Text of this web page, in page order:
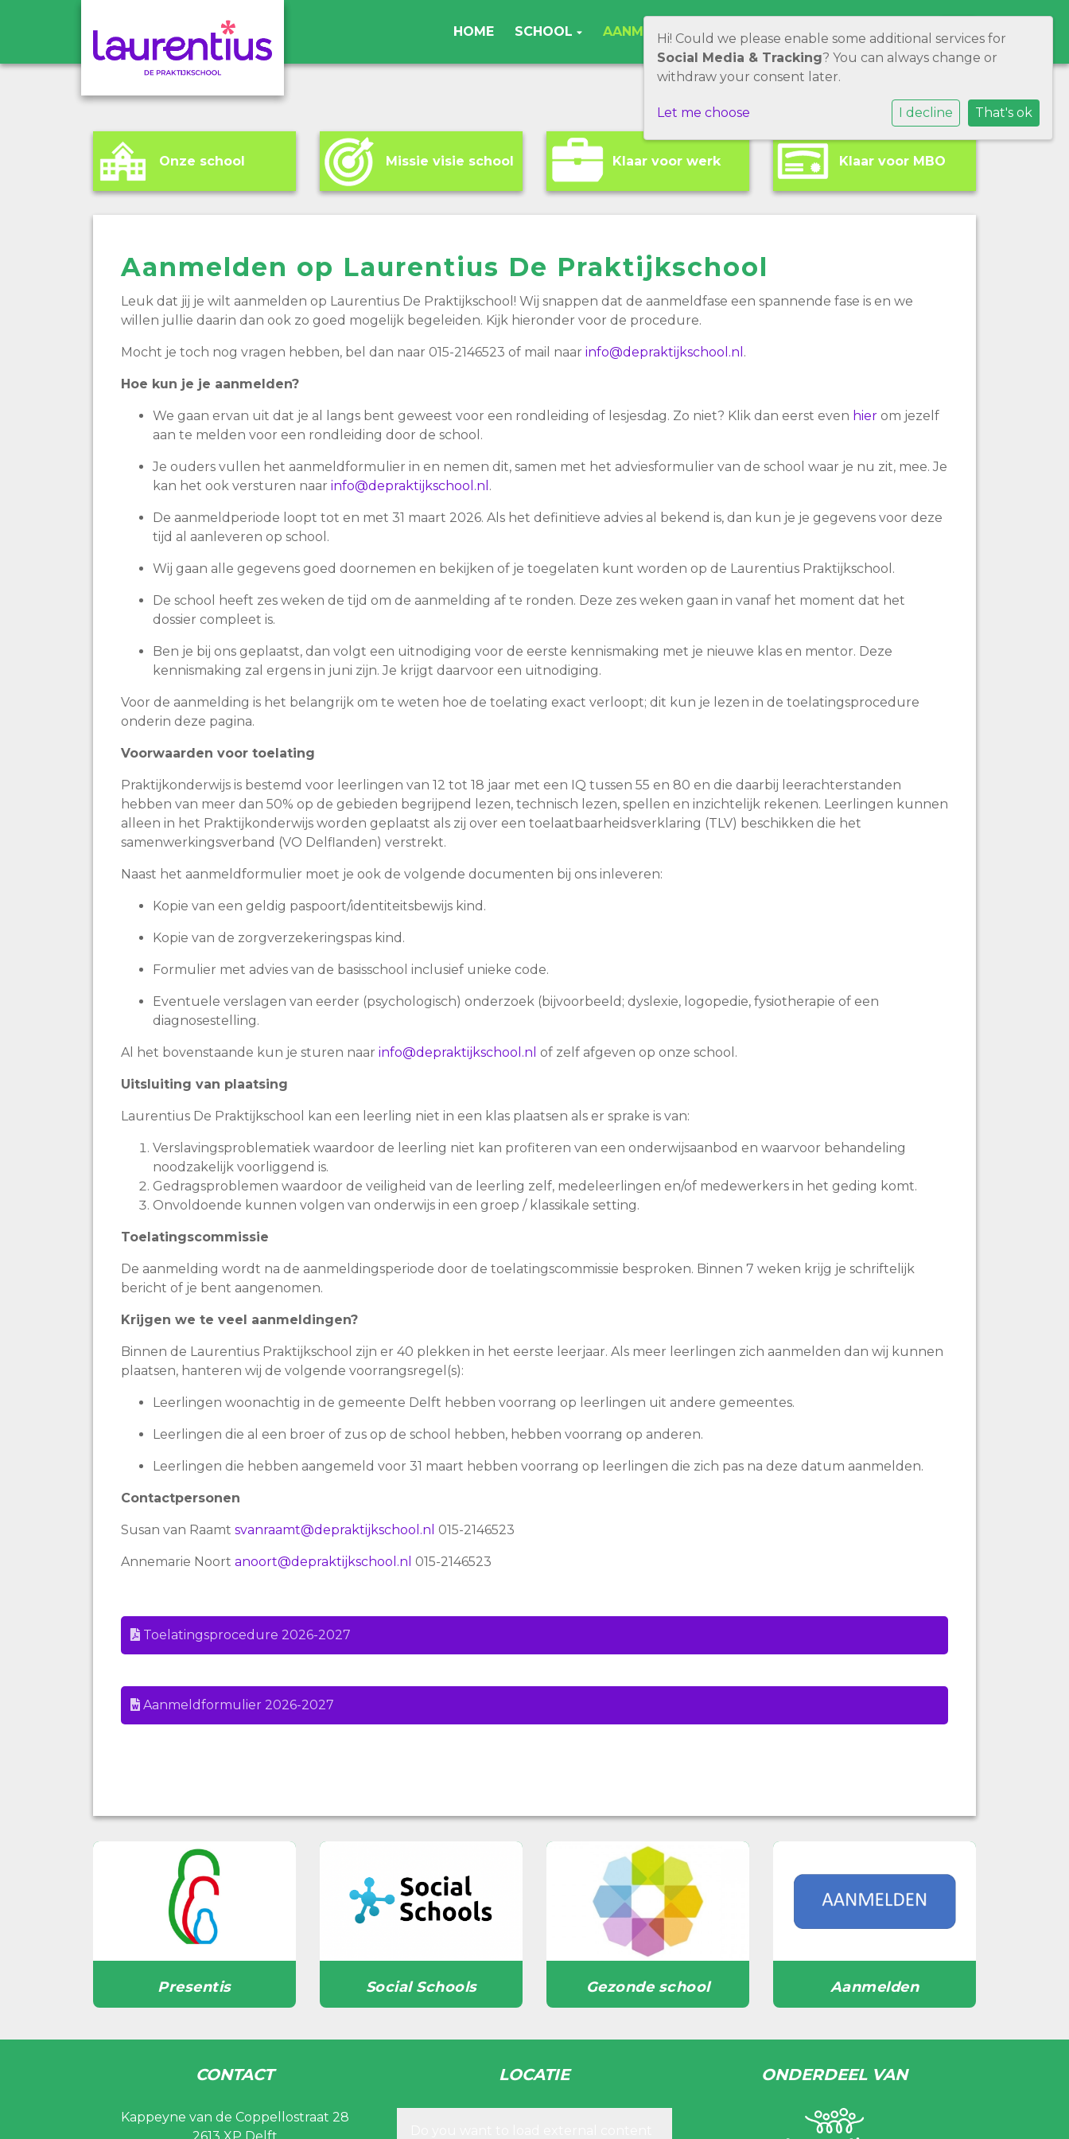
HOME SCHOOL AANMELDEN WERKEN BIJ ONS CONTACT
Onze school Missie visie school Klaar voor werk Klaar voor MBO
Aanmelden op Laurentius De Praktijkschool
Leuk dat jij je wilt aanmelden op Laurentius De Praktijkschool! Wij snappen dat de aanmeldfase een spannende fase is en we
willen jullie daarin dan ook zo goed mogelijk begeleiden. Kijk hieronder voor de procedure.
Mocht je toch nog vragen hebben, bel dan naar 015-2146523 of mail naar info@depraktijkschool.nl .
Hoe kun je je aanmelden?
We gaan ervan uit dat je al langs bent geweest voor een rondleiding of lesjesdag. Zo niet? Klik dan eerst even hier om jezelf
aan te melden voor een rondleiding door de school.
Je ouders vullen het aanmeldformulier in en nemen dit, samen met het adviesformulier van de school waar je nu zit, mee. Je
kan het ook versturen naar info@depraktijkschool.nl .
De aanmeldperiode loopt tot en met 31 maart 2026. Als het definitieve advies al bekend is, dan kun je je gegevens voor deze
tijd al aanleveren op school.
Wij gaan alle gegevens goed doornemen en bekijken of je toegelaten kunt worden op de Laurentius Praktijkschool.
De school heeft zes weken de tijd om de aanmelding af te ronden. Deze zes weken gaan in vanaf het moment dat het
dossier compleet is.
Ben je bij ons geplaatst, dan volgt een uitnodiging voor de eerste kennismaking met je nieuwe klas en mentor. Deze
kennismaking zal ergens in juni zijn. Je krijgt daarvoor een uitnodiging.
Voor de aanmelding is het belangrijk om te weten hoe de toelating exact verloopt; dit kun je lezen in de toelatingsprocedure
onderin deze pagina.
Voorwaarden voor toelating
Praktijkonderwijs is bestemd voor leerlingen van 12 tot 18 jaar met een IQ tussen 55 en 80 en die daarbij leerachterstanden
hebben van meer dan 50% op de gebieden begrijpend lezen, technisch lezen, spellen en inzichtelijk rekenen. Leerlingen kunnen
alleen in het Praktijkonderwijs worden geplaatst als zij over een toelaatbaarheidsverklaring (TLV) beschikken die het
samenwerkingsverband (VO Delflanden) verstrekt.
Naast het aanmeldformulier moet je ook de volgende documenten bij ons inleveren:
Kopie van een geldig paspoort/identiteitsbewijs kind.
Kopie van de zorgverzekeringspas kind.
Formulier met advies van de basisschool inclusief unieke code.
Eventuele verslagen van eerder (psychologisch) onderzoek (bijvoorbeeld; dyslexie, logopedie, fysiotherapie of een
diagnosestelling.
Al het bovenstaande kun je sturen naar info@depraktijkschool.nl of zelf afgeven op onze school.
Uitsluiting van plaatsing
Laurentius De Praktijkschool kan een leerling niet in een klas plaatsen als er sprake is van:
Verslavingsproblematiek waardoor de leerling niet kan profiteren van een onderwijsaanbod en waarvoor behandeling
noodzakelijk voorliggend is.
Gedragsproblemen waardoor de veiligheid van de leerling zelf, medeleerlingen en/of medewerkers in het geding komt.
Onvoldoende kunnen volgen van onderwijs in een groep / klassikale setting.
Toelatingscommissie
De aanmelding wordt na de aanmeldingsperiode door de toelatingscommissie besproken. Binnen 7 weken krijg je schriftelijk
bericht of je bent aangenomen.
Krijgen we te veel aanmeldingen?
Binnen de Laurentius Praktijkschool zijn er 40 plekken in het eerste leerjaar. Als meer leerlingen zich aanmelden dan wij kunnen
plaatsen, hanteren wij de volgende voorrangsregel(s):
Leerlingen woonachtig in de gemeente Delft hebben voorrang op leerlingen uit andere gemeentes.
Leerlingen die al een broer of zus op de school hebben, hebben voorrang op anderen.
Leerlingen die hebben aangemeld voor 31 maart hebben voorrang op leerlingen die zich pas na deze datum aanmelden.
Contactpersonen
Susan van Raamt svanraamt@depraktijkschool.nl 015-2146523
Annemarie Noort anoort@depraktijkschool.nl 015-2146523
Toelatingsprocedure 2026-2027
Aanmeldformulier 2026-2027
Presentis Social Schools Gezonde school Aanmelden
CONTACT
Kappeyne van de Coppellostraat 28
LOCATIE ONDERDEEL VAN
Hi! Could we please enable some additional services for
Social Media & Tracking? You can always change or
withdraw your consent later.
Let me choose I decline That's ok